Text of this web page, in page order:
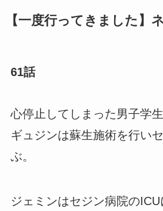
【一度行ってきました】
61話
心停止してしまった男子学生
ギュジンは蘇生施術を行い
ぶ。
ジェミンはセジン病院のICU